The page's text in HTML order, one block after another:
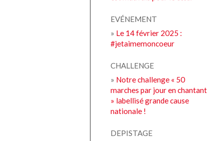
EVÉNEMENT
» Le 14 février 2025 :
#jetaimemoncoeur
CHALLENGE
» Notre challenge « 50
marches par jour en chantant
» labellisé grande cause
nationale !
DEPISTAGE